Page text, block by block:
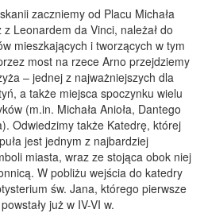
zaczniemy od Placu Michała
z Leonardem da Vinci, należał do
mieszkających i tworzących w tym
most na rzece Arno przejdziemy
– jednej z najważniejszych dla
a także miejsca spoczynku wielu
(m.in. Michała Anioła, Dantego
Odwiedzimy także Katedrę, której
jest jednym z najbardziej
miasta, wraz ze stojąca obok niej
W pobliżu wejścia do katedry
św. Jana, którego pierwsze
już w IV-VI w.